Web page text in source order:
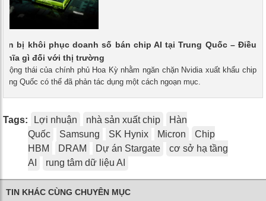
bị khôi phục doanh số bán chip AI tại Trung Quốc – Điều
gì đối với thị trường
Động thái của chính phủ Hoa Kỳ nhằm ngăn chặn Nvidia xuất khẩu chip
Quốc có thể đã phản tác dụng một cách ngoạn mục.
Tags: Lợi nhuận nhà sản xuất chip
Hàn
Quốc
Samsung SK Hynix Micron
Chip
HBM
DRAM Dự án Stargate
cơ sở hạ tầng
AI
rung tâm dữ liệu AI
TIN KHÁC CÙNG CHUYÊN MỤC